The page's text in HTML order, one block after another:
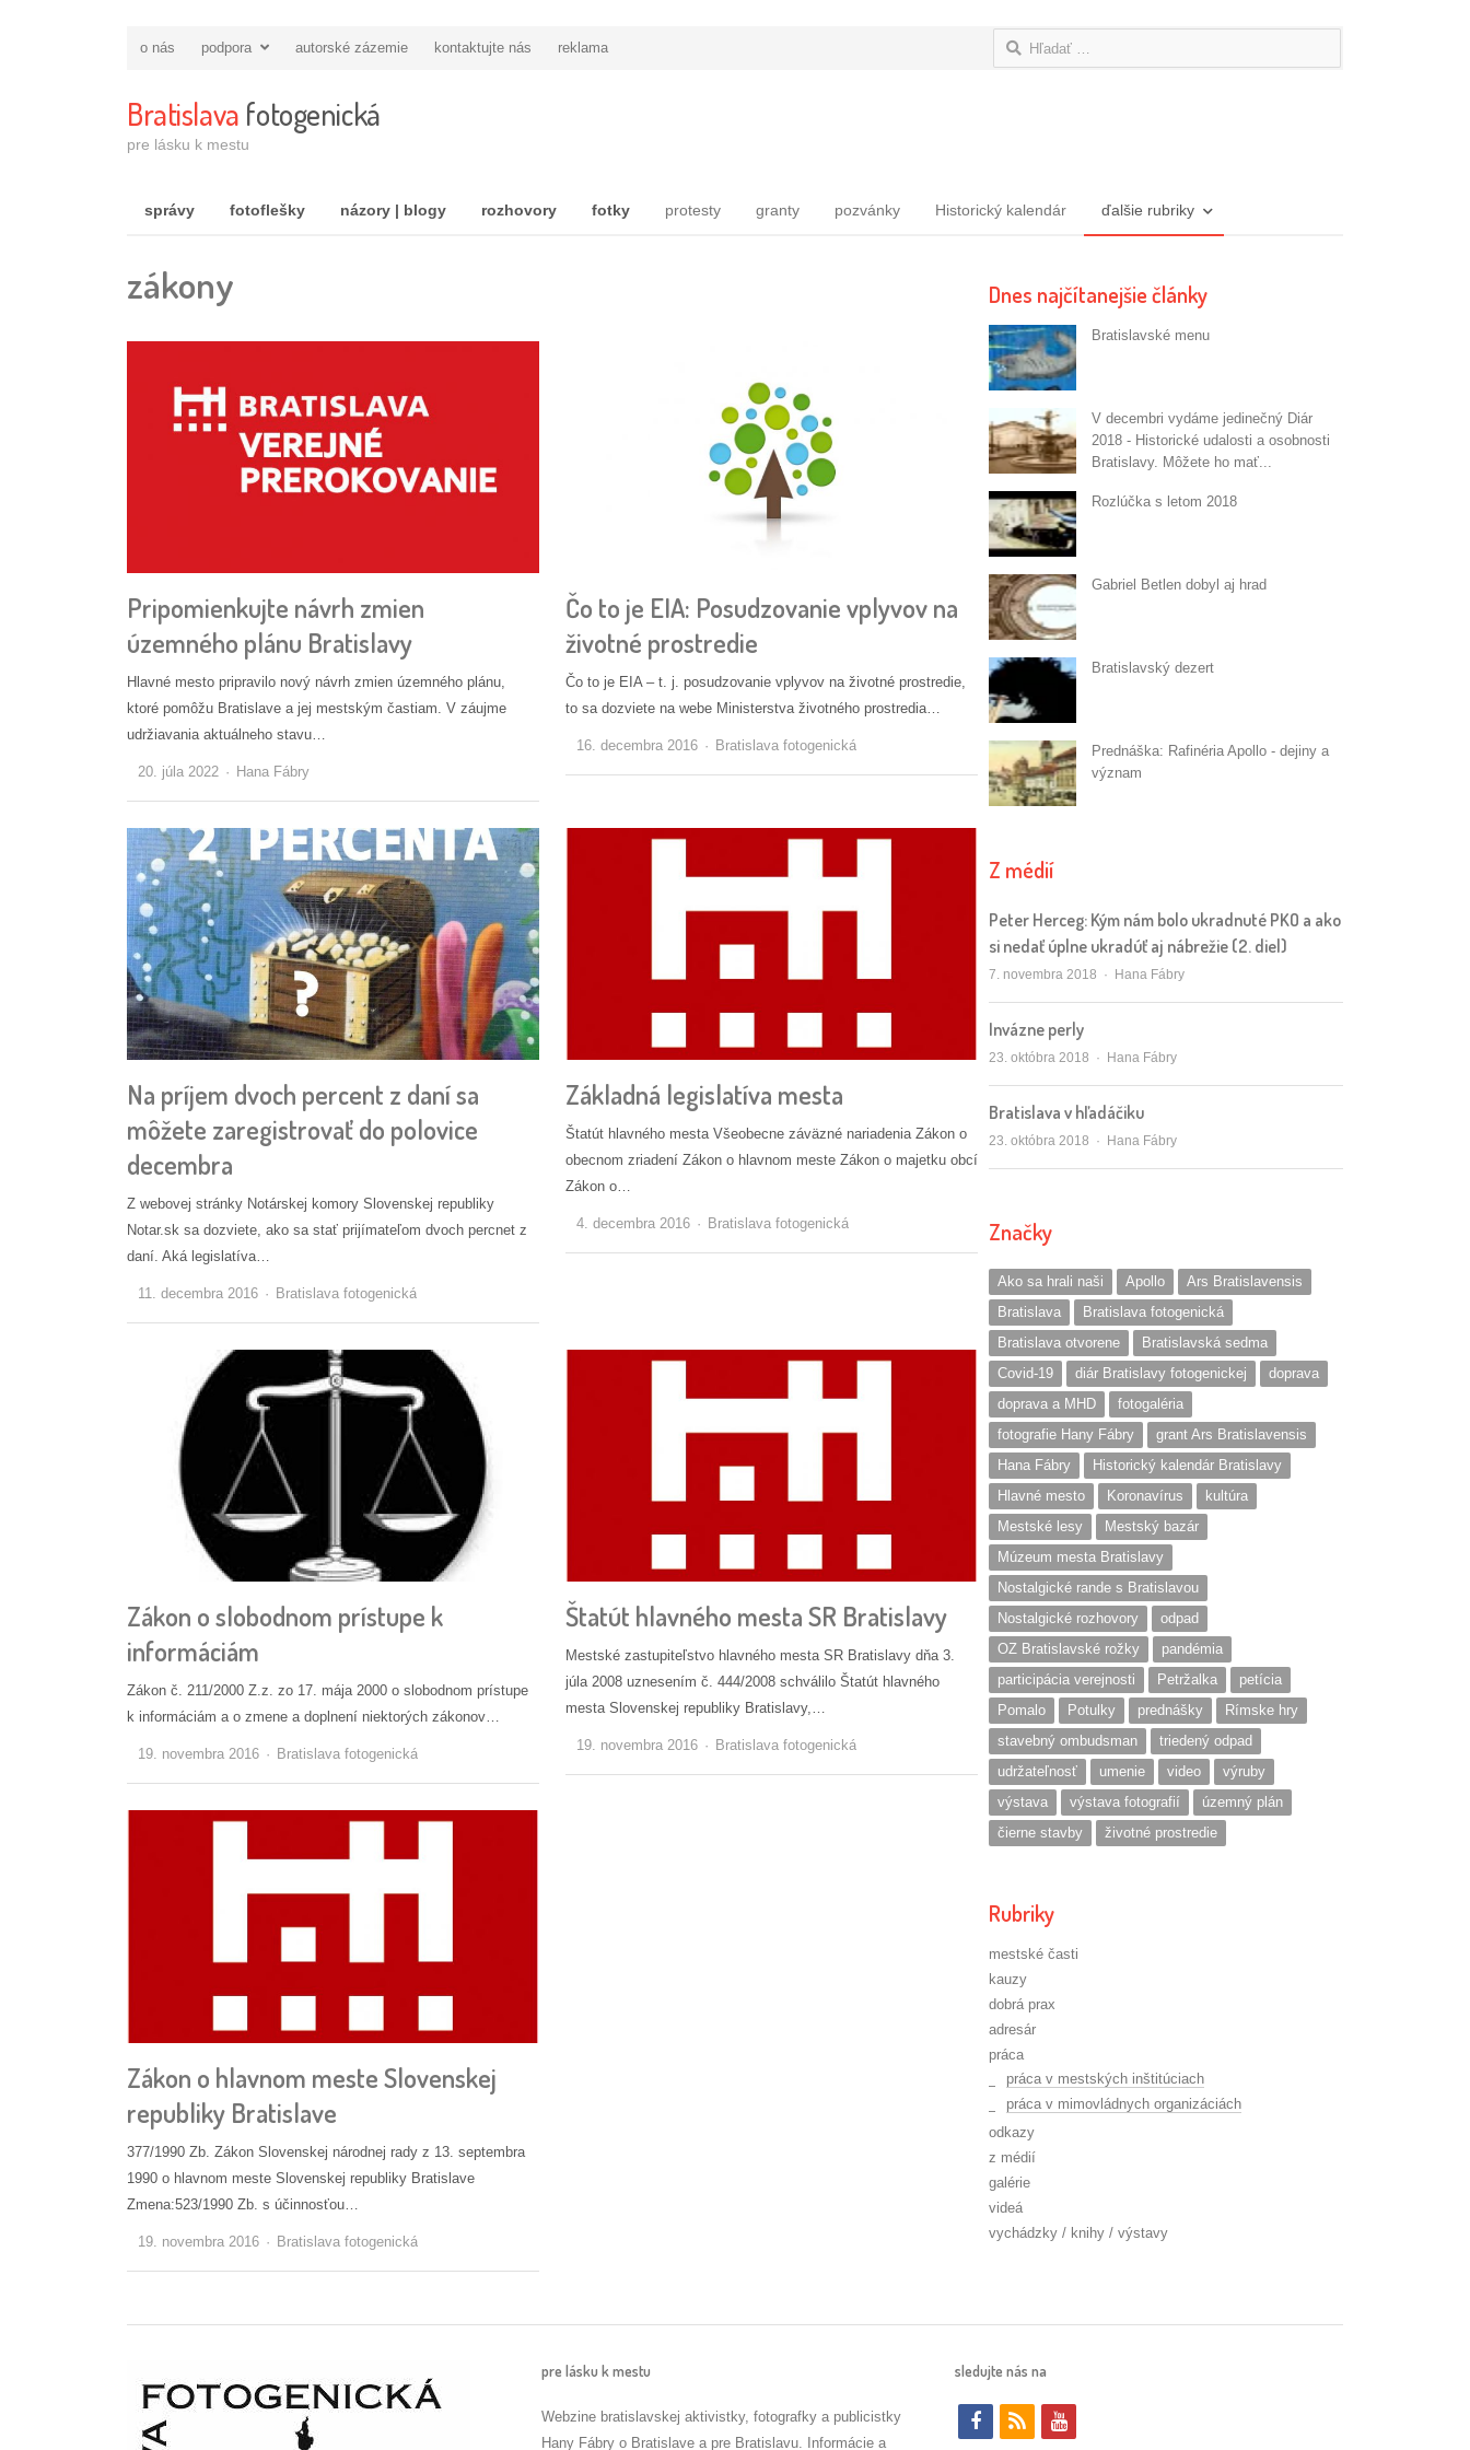
o nás podpora autorské zázemie kontaktujte nás reklama Hľadať:
Bratislava fotogenická
pre lásku k mestu
správy fotoflešky názory | blogy rozhovory fotky protesty granty pozvánky Historický kalendár ďalšie rubriky
zákony
Pripomienkujte návrh zmien
územného plánu Bratislavy
Hlavné mesto pripravilo nový návrh zmien územného plánu,
ktoré pomôžu Bratislave a jej mestským častiam. V záujme
udržiavania aktuálneho stavu…
20. júla 2022 Autor/ka
Hana Fábry
Čo to je EIA: Posudzovanie vplyvov na
životné prostredie
Čo to je EIA – t. j. posudzovanie vplyvov na životné prostredie,
to sa dozviete na webe Ministerstva životného prostredia…
16. decembra 2016 Autor/ka
Bratislava fotogenická
Na príjem dvoch percent z daní sa
môžete zaregistrovať do polovice
decembra
Z webovej stránky Notárskej komory Slovenskej republiky
Notar.sk sa dozviete, ako sa stať prijímateľom dvoch percnet z
daní. Aká legislatíva…
11. decembra 2016 Autor/ka
Bratislava fotogenická
Základná legislatíva mesta
Štatút hlavného mesta Všeobecne záväzné nariadenia Zákon o
obecnom zriadení Zákon o hlavnom meste Zákon o majetku obcí
Zákon o…
4. decembra 2016 Autor/ka
Bratislava fotogenická
Zákon o slobodnom prístupe k
informáciám
Zákon č. 211/2000 Z.z. zo 17. mája 2000 o slobodnom prístupe
k informáciám a o zmene a doplnení niektorých zákonov…
19. novembra 2016 Autor/ka
Bratislava fotogenická
Štatút hlavného mesta SR Bratislavy
Mestské zastupiteľstvo hlavného mesta SR Bratislavy dňa 3.
júla 2008 uznesením č. 444/2008 schválilo Štatút hlavného
mesta Slovenskej republiky Bratislavy,…
19. novembra 2016 Autor/ka
Bratislava fotogenická
Zákon o hlavnom meste Slovenskej
republiky Bratislave
377/1990 Zb. Zákon Slovenskej národnej rady z 13. septembra
1990 o hlavnom meste Slovenskej republiky Bratislave
Zmena:523/1990 Zb. s účinnosťou…
19. novembra 2016 Autor/ka
Bratislava fotogenická
Dnes najčítanejšie články
Bratislavské menu
V decembri vydáme jedinečný Diár
2018 - Historické udalosti a osobnosti
Bratislavy. Môžete ho mať...
Rozlúčka s letom 2018
Gabriel Betlen dobyl aj hrad
Bratislavský dezert
Prednáška: Rafinéria Apollo - dejiny a
význam
Z médií
Peter Herceg: Kým nám bolo ukradnuté PKO a ako
si nedať úplne ukradúť aj nábrežie (2. diel)
7. novembra 2018 Autor/ka
Hana Fábry
Invázne perly
23. októbra 2018 Autor/ka
Hana Fábry
Bratislava v hľadáčiku
23. októbra 2018 Autor/ka
Hana Fábry
Značky
Ako sa hrali naši Apollo
Ars Bratislavensis
Bratislava
Bratislava fotogenická
Bratislava otvorene
Bratislavská sedma
Covid-19
diár Bratislavy fotogenickej
doprava
doprava a MHD
fotogaléria
fotografie Hany Fábry
grant Ars Bratislavensis
Hana Fábry
Historický kalendár Bratislavy
Hlavné mesto
Koronavírus
kultúra
Mestské lesy
Mestský bazár
Múzeum mesta Bratislavy
Nostalgické rande s Bratislavou
Nostalgické rozhovory
odpad
OZ Bratislavské rožky
pandémia
participácia verejnosti
Petržalka
petícia
Pomalo
Potulky prednášky
Rímske hry
stavebný ombudsman
triedený odpad
udržateľnosť
umenie video
výruby
výstava
výstava fotografií
územný plán
čierne stavby
životné prostredie
Rubriky
mestské časti
kauzy
dobrá prax
adresár
práca
práca v mestských inštitúciach
práca v mimovládnych organizáciách
odkazy
z médií
galérie
videá
vychádzky / knihy / výstavy
pre lásku k mestu
Webzine bratislavskej aktivistky, fotografky a publicistky
Hany Fábry o Bratislave a pre Bratislavu. Informácie a
sledujte nás na
f
r
y